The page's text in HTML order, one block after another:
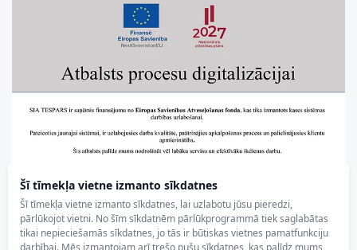
Šī tīmekļa vietne izmanto sīkdatnes
Šī tīmekļa vietne izmanto sīkdatnes, lai uzlabotu jūsu pieredzi,
pārlūkojot vietni. No šīm sīkdatnēm pārlūkprogrammā tiek saglabātas
tikai nepieciešamās sīkdatnes, jo tās ir būtiskas vietnes pamatfunkciju
darbībai. Mēs izmantojam arī trešo pušu sīkdatnes, kas palīdz mums